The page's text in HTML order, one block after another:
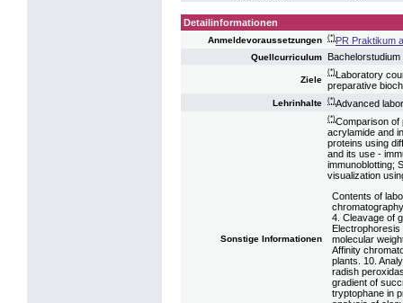
Detailinformationen
Anmeldevoraussetzungen (*)PR Praktikum
Quellcurriculum
Ziele
(*)Laboratory
preparative
Lehrinhalte (*)Advanced
Sonstige Informationen
(*)Comparison of
acrylamide and
proteins using
and its use -
immunoblotting;
visualization
Contents of
4. Cleavage of
Electrophoresis
molecular
Affinity
plants. 10.
radish
gradient of
tryptophane in